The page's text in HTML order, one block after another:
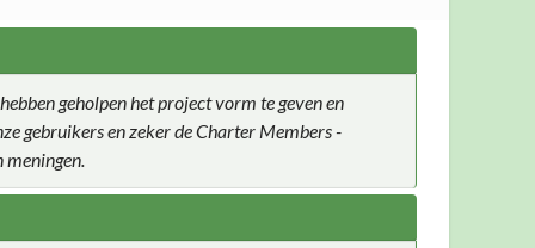
geholpen het project vorm te geven en
gebruikers en zeker de Charter Members -
meningen.